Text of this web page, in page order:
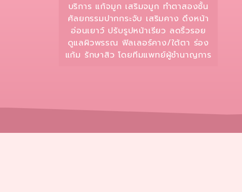
บริการ แก้จมูก เสริมจมูก ทำตาสองชั้น
ศัลยกรรมปากกระจับ เสริมคาง ดึงหน้า
อ่อนเยาว์ ปรับรูปหน้าเรียว ลดริ้วรอย
ดูแลผิวพรรณ ฟิลเลอร์คาง/ใต้ตา ร่อง
แก้ม รักษาสิว โดยทีมแพทย์ผู้ชำนาญการ